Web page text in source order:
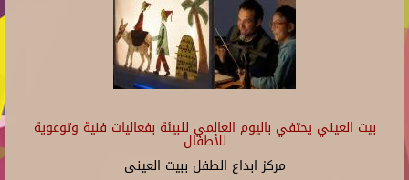
بيت العيني يحتفي باليوم العالمي للبيئة بفعاليات فنية وتوعوية
للأطفال
مركز ابداع الطفل ببيت العينى